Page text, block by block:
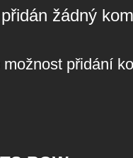
žádný
přidání